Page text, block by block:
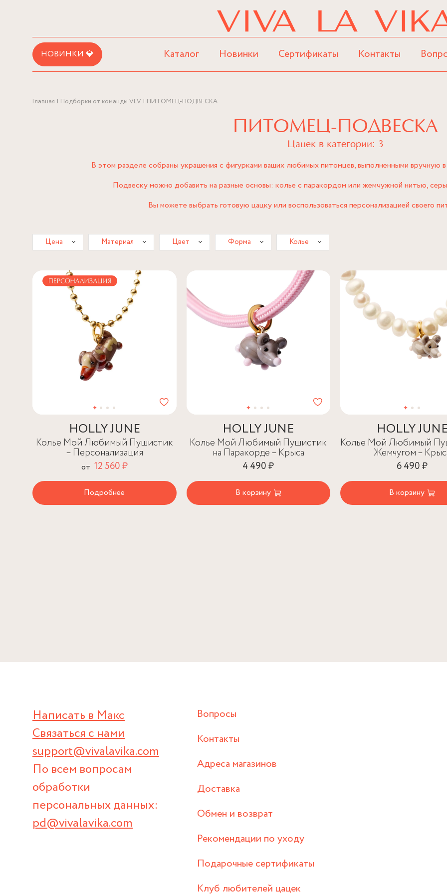
НОВИНКИ 💎 Каталог Новинки Сертификаты Контакты
Главная Подборки от команды VLV ПИТОМЕЦ-ПОДВЕСКА
ПИТОМЕЦ-ПОДВЕСКА
Цацек в категории: 3
В этом разделе собраны украшения с фигурками ваших любимых питомцев, выполненными вручную
Подвеску можно добавить на разные основы: колье с паракордом или жемчужной нитью,
Вы можете выбрать готовую цацку или воспользоваться персонализацией своего
Цена Материал Цвет Форма Колье
HOLLY JUNE
Колье Мой Любимый Пушистик
– Персонализация
от 12 560 ₽
Подробнее
HOLLY JUNE
Колье Мой Любимый Пушистик
на Паракорде – Крыса
4 490 ₽
В корзину
HOLLY
Колье Мой Любимый
Жемчугом –
6 490 ₽
В корзину
Написать в Макс
Связаться с нами
support@vivalavika.com
По всем вопросам
обработки
персональных данных:
pd@vivalavika.com
Вопросы
Контакты
Адреса магазинов
Доставка
Обмен и возврат
Рекомендации по уходу
Подарочные сертификаты
Клуб любителей цацек